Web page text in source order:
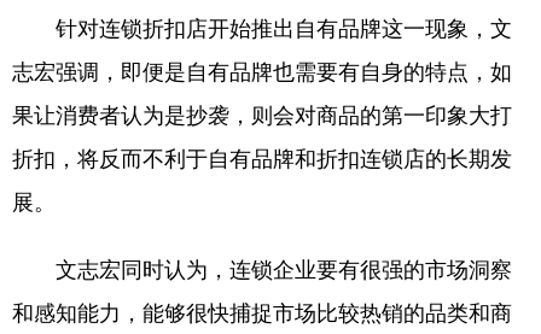
针对连锁折扣店开始推出自有品牌这一现象，文
志宏强调，即便是自有品牌也需要有自身的特点，如
果让消费者认为是抄袭，则会对商品的第一印象大打
折扣，将反而不利于自有品牌和折扣连锁店的长期发
展。
文志宏同时认为，连锁企业要有很强的市场洞察
和感知能力，能够很快捕捉市场比较热销的品类和商